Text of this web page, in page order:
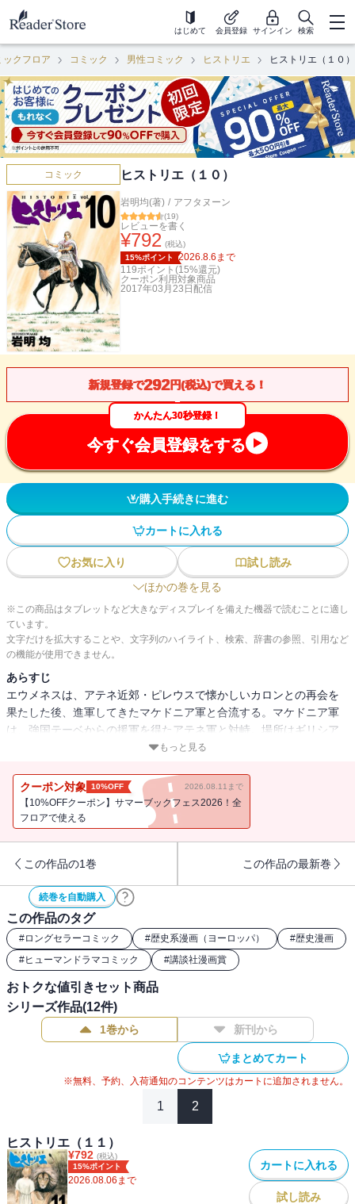
はじめて 会員登録 サインイン 検索
ックフロア コミック 男性コミック ヒストリエ ヒストリエ（１０）
コミック ヒストリエ（１０）
岩明均(著) / アフタヌーン
(19)
レビューを書く
¥792 (税込)
15%ポイント
2026.8.6 まで
119ポイント(15%還元)
クーポン利用対象商品
2017年03月23日 配信
新規登録で292円(税込)で買える！
かんたん30秒登録！
今すぐ会員登録をする
購入手続きに進む
カートに入れる
お気に入り
試し読み
ほかの巻を見る
※この商品はタブレットなど大きなディスプレイを備えた機器で読むことに適し
ています。
文字だけを拡大することや、文字列のハイライト、検索、辞書の参照、引用など
の機能が使用できません。
あらすじ
エウメネスは、アテネ近郊・ピレウスで懐かしいカロンとの再会を
果たした後、進軍してきたマケドニア軍と合流する。マケドニア軍
は、強国テーベからの援軍を得たアテネ軍と対峙。場所はギリシア
中央部カイロネイア。ギリシアの覇権をめぐり、史上名高い「カイ
もっと見る
クーポン対象 10%OFF 2026.08.11まで
【10%OFFクーポン】サマーブックフェス2026！全
フロアで使える
この作品の1巻 この作品の最新巻
続巻を自動購入
この作品のタグ
#ロングセラーコミック #歴史系漫画（ヨーロッパ） #歴史漫画
#ヒューマンドラマコミック #講談社漫画賞
おトクな値引きセット商品
シリーズ作品(12件)
1巻から 新刊から
まとめてカート
※無料、予約、入荷通知のコンテンツはカートに追加されません。
1 2
ヒストリエ（１１）
¥792 (税込)
15%ポイント
2026.08.06 まで
カートに入れる
試し読み